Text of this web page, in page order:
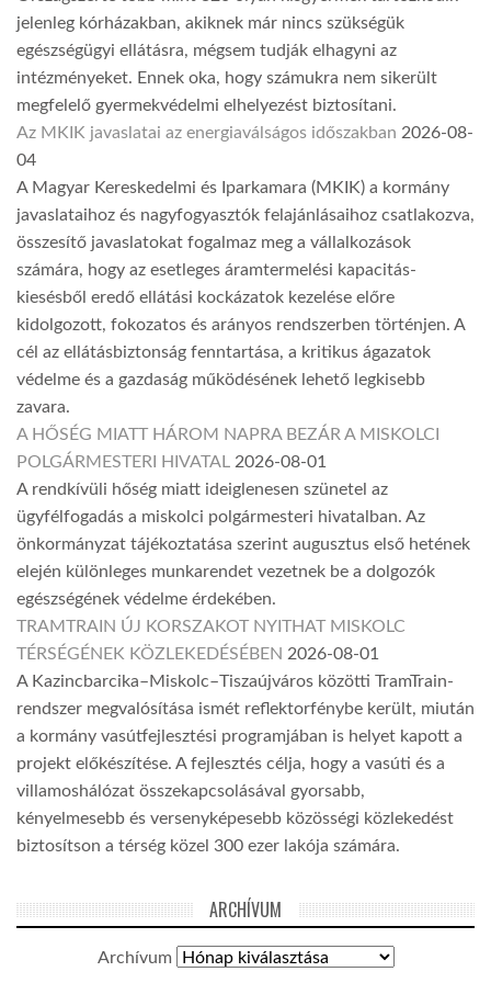
jelenleg kórházakban, akiknek már nincs szükségük
egészségügyi ellátásra, mégsem tudják elhagyni az
intézményeket. Ennek oka, hogy számukra nem sikerült
megfelelő gyermekvédelmi elhelyezést biztosítani.
Az MKIK javaslatai az energiaválságos időszakban 2026-08-
04
A Magyar Kereskedelmi és Iparkamara (MKIK) a kormány
javaslataihoz és nagyfogyasztók felajánlásaihoz csatlakozva,
összesítő javaslatokat fogalmaz meg a vállalkozások
számára, hogy az esetleges áramtermelési kapacitás-
kiesésből eredő ellátási kockázatok kezelése előre
kidolgozott, fokozatos és arányos rendszerben történjen. A
cél az ellátásbiztonság fenntartása, a kritikus ágazatok
védelme és a gazdaság működésének lehető legkisebb
zavara.
A HŐSÉG MIATT HÁROM NAPRA BEZÁR A MISKOLCI
POLGÁRMESTERI HIVATAL 2026-08-01
A rendkívüli hőség miatt ideiglenesen szünetel az
ügyfélfogadás a miskolci polgármesteri hivatalban. Az
önkormányzat tájékoztatása szerint augusztus első hetének
elején különleges munkarendet vezetnek be a dolgozók
egészségének védelme érdekében.
TRAMTRAIN ÚJ KORSZAKOT NYITHAT MISKOLC
TÉRSÉGÉNEK KÖZLEKEDÉSÉBEN 2026-08-01
A Kazincbarcika–Miskolc–Tiszaújváros közötti TramTrain-
rendszer megvalósítása ismét reflektorfénybe került, miután
a kormány vasútfejlesztési programjában is helyet kapott a
projekt előkészítése. A fejlesztés célja, hogy a vasúti és a
villamoshálózat összekapcsolásával gyorsabb,
kényelmesebb és versenyképesebb közösségi közlekedést
biztosítson a térség közel 300 ezer lakója számára.
ARCHÍVUM
Archívum